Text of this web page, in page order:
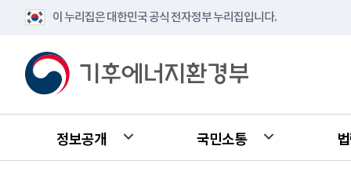
이 누리집은 대한민국 공식 전자정부 누리집입니다.
정보공개 국민소통